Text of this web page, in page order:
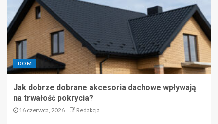
DOM
Jak dobrze dobrane akcesoria dachowe wpływają
na trwałość pokrycia?
16 czerwca, 2026 Redakcja